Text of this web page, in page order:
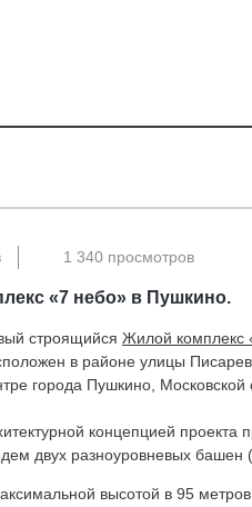
1 340 просмотров
«7 небо» в Пушкино.
строящийся Жилой комплекс
в районе улицы
города Пушкино, Московской
концепцией проекта
двух разноуровневых башен
высотой в 95